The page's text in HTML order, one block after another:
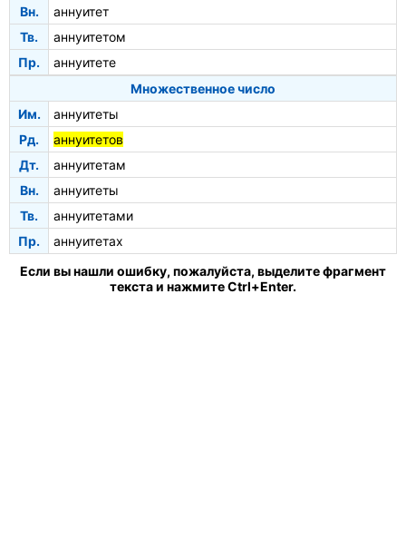
Вн.
аннуитет
Тв.
аннуитетом
Пр.
аннуитете
Множественное число
Им.
аннуитеты
Рд.
аннуитетов
Дт.
аннуитетам
Вн.
аннуитеты
Тв.
аннуитетами
Пр.
аннуитетах
Если вы нашли ошибку, пожалуйста, выделите фрагмент
текста и нажмите Ctrl+Enter.